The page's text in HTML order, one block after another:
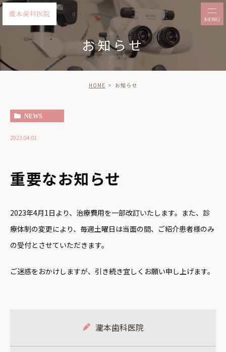
お知らせ
HOME お知らせ
NEWS
2023.04.01
重要なお知らせ
2023年4月1日より、治療費用を一部改訂いたします。また、診
療体制の変更により、毎週土曜日は当面の間、ご紹介患者様のみ
の受付とさせていただきます。
ご迷惑をおかけしますが、引き続き宜しくお願い申し上げます。
瀧本歯科医院